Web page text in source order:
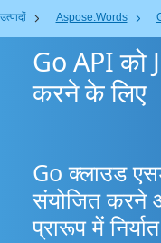
उत्पादों Aspose.Words
Go API को
करने के लिए
Go क्लाउड
संयोजित करने
प्रारूप में